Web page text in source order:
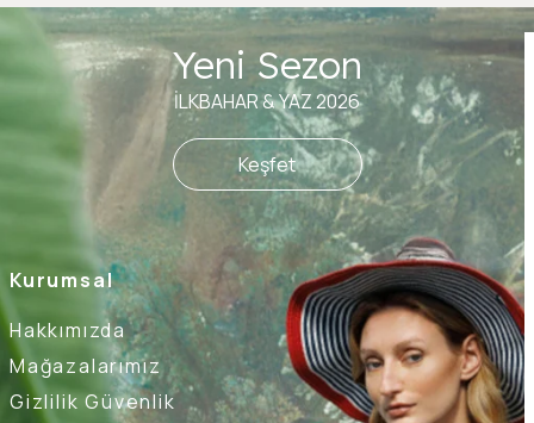
Kurumsal
Hakkımızda
Mağazalarımız
Gizlilik Güvenlik
Yeni Sezon
İLKBAHAR & YAZ 2026
Keşfet